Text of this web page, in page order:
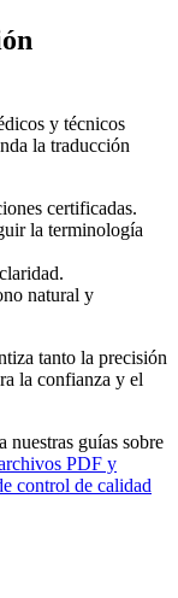
y técnicos
la traducción
certificadas.
la terminología
natural y
tanto la precisión
la confianza y el
nuestras guías sobre
PDF y
control de calidad